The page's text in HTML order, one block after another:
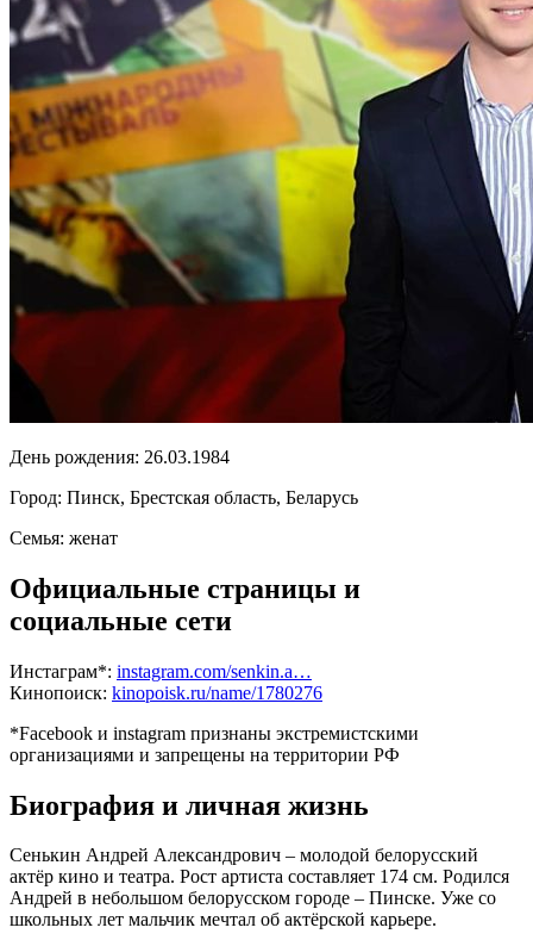
День рождения: 26.03.1984
Город: Пинск, Брестская область, Беларусь
Семья: женат
Официальные страницы и
социальные сети
Инстаграм*: instagram.com/senkin.a…
Кинопоиск: kinopoisk.ru/name/1780276
*Facebook и instagram признаны экстремистскими
организациями и запрещены на территории РФ
Биография и личная жизнь
Сенькин Андрей Александрович – молодой белорусский
актёр кино и театра. Рост артиста составляет 174 см. Родился
Андрей в небольшом белорусском городе – Пинске. Уже со
школьных лет мальчик мечтал об актёрской карьере.